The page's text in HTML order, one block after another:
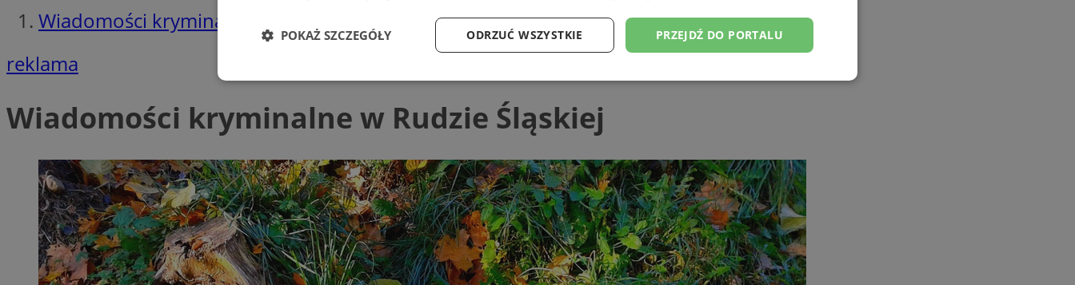
Wiadomości kryminalne w Rudzie Śląskiej
reklama
Wiadomości kryminalne w Rudzie Śląskiej
PRZEJDŹ DO PORTALU
ODRZUĆ WSZYSTKIE
POKAŻ SZCZEGÓŁY
Niezbędne Wydajność Targetowanie Funkcjonalność Niesklasyfikowane
Niezbędne Wydajność Targetowanie Funkcjonalność Niesklasyfikowane
Niezbędne pliki cookie umożliwiają korzystanie z podstawowych funkcji strony internetowej, takich jak logowanie użytkownika i
zarządzanie kontem. Bez niezbędnych plików cookie nie można prawidłowo korzystać ze strony internetowej.
Nazwa
Provider/
Domena
Okres
przechowywania
Opis